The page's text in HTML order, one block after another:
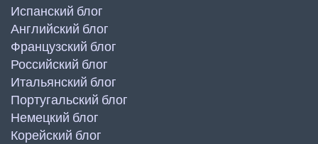
Испанский блог
Английский блог
Французский блог
Российский блог
Итальянский блог
Португальский блог
Немецкий блог
Корейский блог